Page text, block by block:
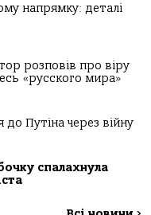
напрямку: деталі
розповів про віру
«русского мира»
Путіна через війну
спалахнула